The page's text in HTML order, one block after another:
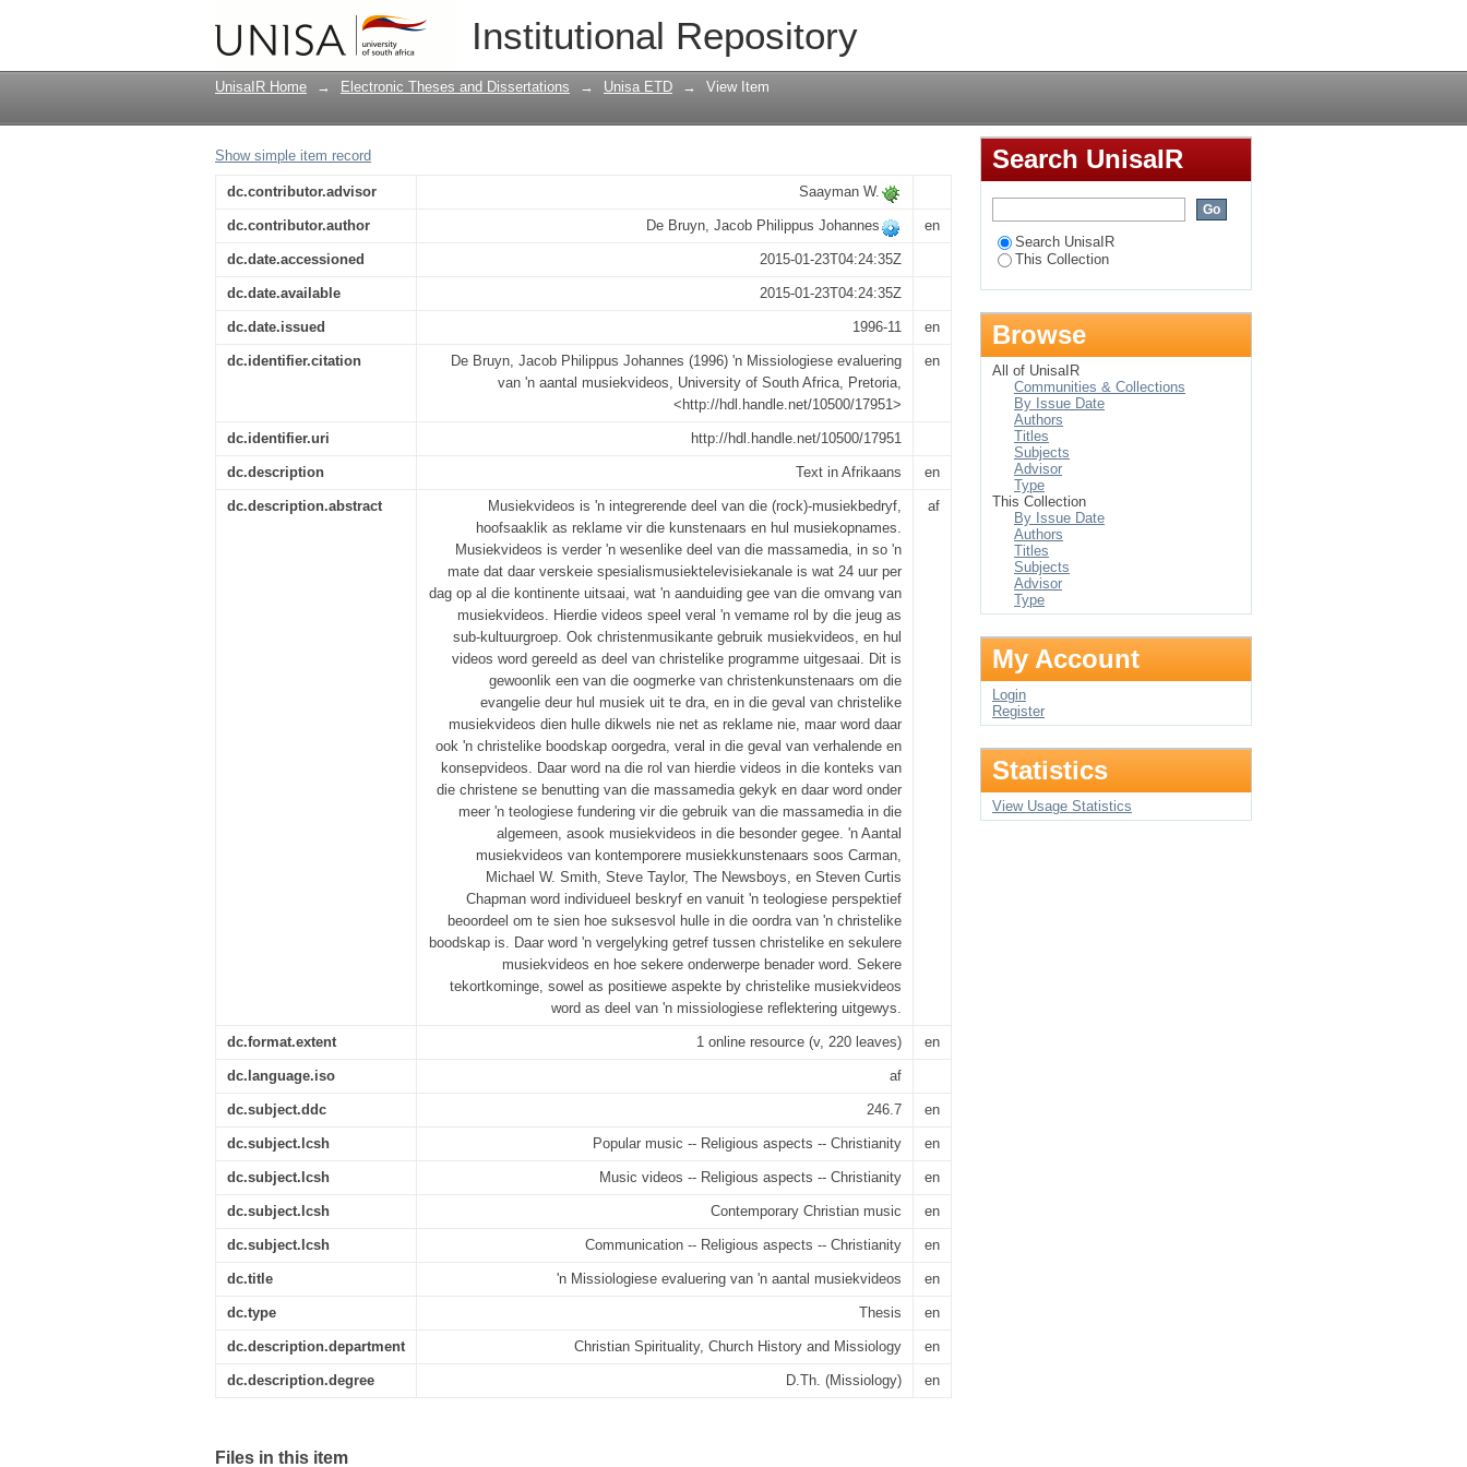
Institutional Repository
'n Missiologiese evaluering van 'n aantal musiekvideos
UnisaIR Home → Electronic Theses and Dissertations → Unisa ETD → View Item
Show simple item record
dc.contributor.advisor Saayman W.
dc.contributor.author De Bruyn, Jacob Philippus Johannes en
dc.date.accessioned 2015-01-23T04:24:35Z
dc.date.available 2015-01-23T04:24:35Z
dc.date.issued 1996-11 en
dc.identifier.citation
De Bruyn, Jacob Philippus Johannes (1996) 'n Missiologiese evaluering
van 'n aantal musiekvideos, University of South Africa, Pretoria,
<http://hdl.handle.net/10500/17951>
en
dc.identifier.uri http://hdl.handle.net/10500/17951
dc.description Text in Afrikaans en
dc.description.abstract
Musiekvideos is 'n integrerende deel van die (rock)-musiekbedryf,
hoofsaaklik as reklame vir die kunstenaars en hul musiekopnames.
Musiekvideos is verder 'n wesenlike deel van die massamedia, in so 'n
mate dat daar verskeie spesialismusiektelevisiekanale is wat 24 uur per
dag op al die kontinente uitsaai, wat 'n aanduiding gee van die omvang van
musiekvideos. Hierdie videos speel veral 'n vemame rol by die jeug as
sub-kultuurgroep. Ook christenmusikante gebruik musiekvideos, en hul
videos word gereeld as deel van christelike programme uitgesaai. Dit is
gewoonlik een van die oogmerke van christenkunstenaars om die
evangelie deur hul musiek uit te dra, en in die geval van christelike
musiekvideos dien hulle dikwels nie net as reklame nie, maar word daar
ook 'n christelike boodskap oorgedra, veral in die geval van verhalende en
konsepvideos. Daar word na die rol van hierdie videos in die konteks van
die christene se benutting van die massamedia gekyk en daar word onder
meer 'n teologiese fundering vir die gebruik van die massamedia in die
algemeen, asook musiekvideos in die besonder gegee. 'n Aantal
musiekvideos van kontemporere musiekkunstenaars soos Carman,
Michael W. Smith, Steve Taylor, The Newsboys, en Steven Curtis
Chapman word individueel beskryf en vanuit 'n teologiese perspektief
beoordeel om te sien hoe suksesvol hulle in die oordra van 'n christelike
boodskap is. Daar word 'n vergelyking getref tussen christelike en sekulere
musiekvideos en hoe sekere onderwerpe benader word. Sekere
tekortkominge, sowel as positiewe aspekte by christelike musiekvideos
word as deel van 'n missiologiese reflektering uitgewys.
af
dc.format.extent 1 online resource (v, 220 leaves) en
dc.language.iso af
dc.subject.ddc 246.7 en
dc.subject.lcsh Popular music -- Religious aspects -- Christianity en
dc.subject.lcsh Music videos -- Religious aspects -- Christianity en
dc.subject.lcsh Contemporary Christian music en
dc.subject.lcsh Communication -- Religious aspects -- Christianity en
dc.title 'n Missiologiese evaluering van 'n aantal musiekvideos en
dc.type Thesis en
dc.description.department Christian Spirituality, Church History and Missiology en
dc.description.degree D.Th. (Missiology) en
Files in this item
Search UnisaIR
Search UnisaIR
This Collection
Browse
All of UnisaIR
Communities & Collections
By Issue Date
Authors
Titles
Subjects
Advisor
Type
This Collection
By Issue Date
Authors
Titles
Subjects
Advisor
Type
My Account
Login
Register
Statistics
View Usage Statistics